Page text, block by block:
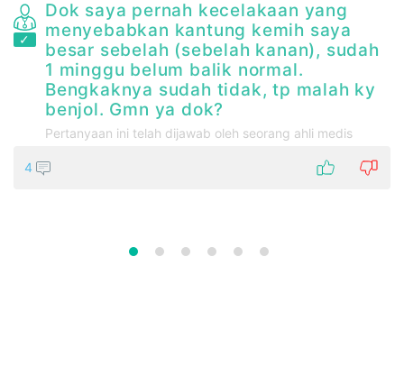
Dok saya pernah kecelakaan yang
menyebabkan kantung kemih saya
besar sebelah (sebelah kanan), sudah
1 minggu belum balik normal.
Bengkaknya sudah tidak, tp malah ky
benjol. Gmn ya dok?
Pertanyaan ini telah dijawab oleh seorang ahli medis
4